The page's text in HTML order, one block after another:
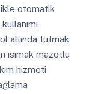
otomatik
altında tutmak
ısımak mazotlu
hizmeti